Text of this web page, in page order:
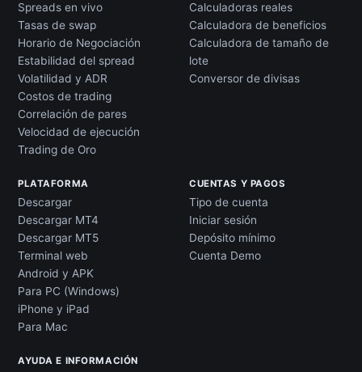
Spreads en vivo
Tasas de swap
Horario de Negociación
Estabilidad del spread
Volatilidad y ADR
Costos de trading
Correlación de pares
Velocidad de ejecución
Trading de Oro
Calculadoras reales
Calculadora de beneficios
Calculadora de tamaño de
lote
Conversor de divisas
PLATAFORMA
Descargar
Descargar MT4
Descargar MT5
Terminal web
Android y APK
Para PC (Windows)
iPhone y iPad
Para Mac
CUENTAS Y PAGOS
Tipo de cuenta
Iniciar sesión
Depósito mínimo
Cuenta Demo
AYUDA E INFORMACIÓN